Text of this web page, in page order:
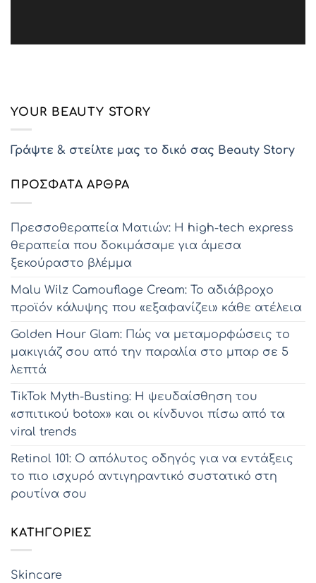
YOUR BEAUTY STORY
Γράψτε & στείλτε μας το δικό σας Beauty Story
ΠΡΌΣΦΑΤΑ ΆΡΘΡΑ
Πρεσσοθεραπεία Ματιών: Η high-tech express
θεραπεία που δοκιμάσαμε για άμεσα
ξεκούραστο βλέμμα
Malu Wilz Camouflage Cream: Το αδιάβροχο
προϊόν κάλυψης που «εξαφανίζει» κάθε ατέλεια
Golden Hour Glam: Πώς να μεταμορφώσεις το
μακιγιάζ σου από την παραλία στο μπαρ σε 5
λεπτά
TikTok Myth-Busting: Η ψευδαίσθηση του
«σπιτικού botox» και οι κίνδυνοι πίσω από τα
viral trends
Retinol 101: Ο απόλυτος οδηγός για να εντάξεις
το πιο ισχυρό αντιγηραντικό συστατικό στη
ρουτίνα σου
KΑΤΗΓΟΡΊΕΣ
Skincare